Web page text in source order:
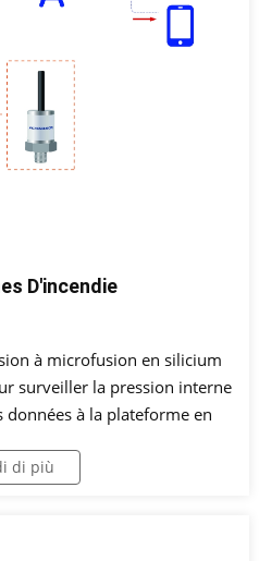
D'incendie
à microfusion en silicium
surveiller la pression interne
à la plateforme en
En cas d'anomalie, il est
di più